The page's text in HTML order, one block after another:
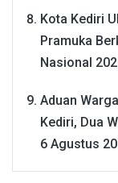
Kota Kediri
Pramuka
Nasional
Aduan
Kediri, Dua
6 Agustus